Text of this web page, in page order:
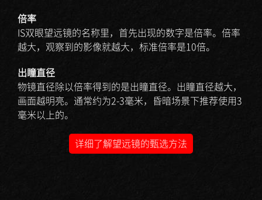
倍率
IS双眼望远镜的名称里，首先出现的数字是倍率。倍率
越大，观察到的影像就越大，标准倍率是10倍。
出瞳直径
物镜直径除以倍率得到的是出瞳直径。出瞳直径越大，
画面越明亮。通常约为2-3毫米，昏暗场景下推荐使用3
毫米以上的。
详细了解望远镜的甄选方法